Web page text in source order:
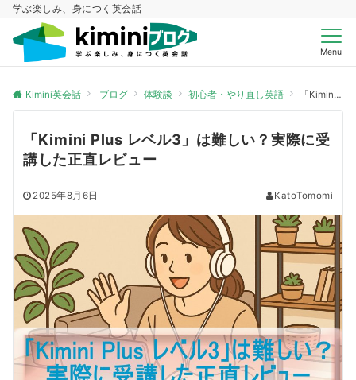
学ぶ楽しみ、身につく英会話
Menu
Kimini英会話 ブログ 体験談 初心者・やり直し英語 「Kimini Plus レベル3」は難しい？実際に受講した正直レビュー
「Kimini Plus レベル3」は難しい？実際に受
講した正直レビュー
2025年8月6日 KatoTomomi